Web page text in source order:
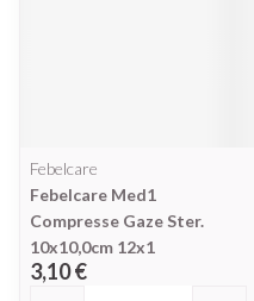
Febelcare
Febelcare Med1
Compresse Gaze Ster.
10x10,0cm 12x1
3,10 €